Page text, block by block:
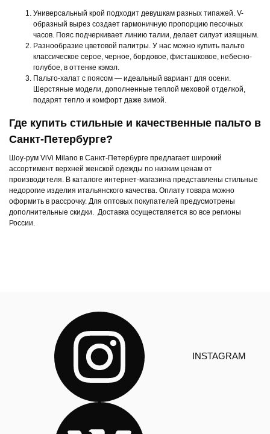
Универсальный крой подходит девушкам разных типажей. V-
образный вырез создает гармоничную пропорцию песочных
часов. Пояс подчеркивает линию талии, делает силуэт изящным.
Разнообразие цветовой палитры. У нас можно купить пальто
классическое серое, черное, бордовое, фисташковое, небесно-
голубое, в оттенке кэмэл.
Пальто-халат с поясом — идеальный вариант для осени.
Шерстяные модели, дополненные теплой меховой отделкой,
подарят тепло и комфорт даже зимой.
Где купить стильные и качественные пальто в
Санкт-Петербурге?
Шоу-рум ViVi Milano в Санкт-Петербурге предлагает широкий
ассортимент верхней женской одежды по низким ценам от
производителя. В каталоге интернет-магазина представлены стильные
недорогие изделия итальянского качества. Оплату товара можно
оформить в рассрочку. Для оптовых покупателей предусмотрены
дополнительные скидки. Доставка осуществляется во все регионы
России.
INSTAGRAM